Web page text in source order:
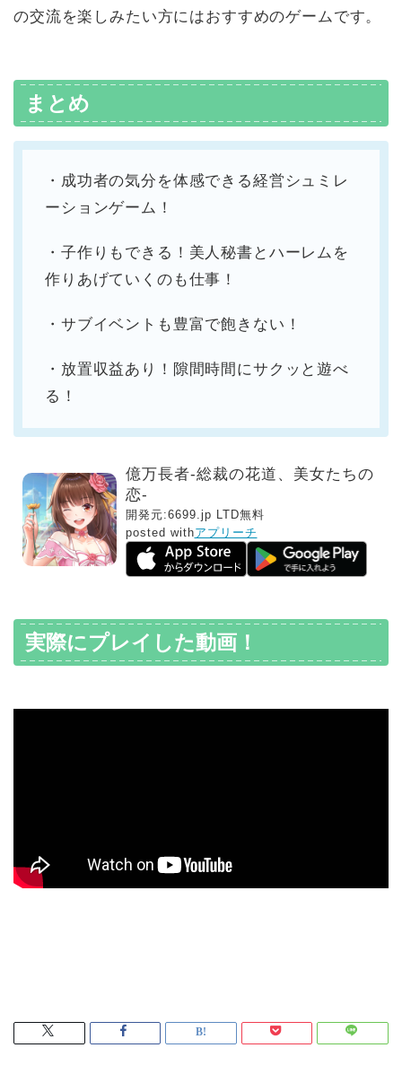
の交流を楽しみたい方にはおすすめのゲームです。
まとめ
・成功者の気分を体感できる経営シュミレ
ーションゲーム！
・子作りもできる！美人秘書とハーレムを
作りあげていくのも仕事！
・サブイベントも豊富で飽きない！
・放置収益あり！隙間時間にサクッと遊べ
る！
億万長者-総裁の花道、美女たちの
恋-
開発元:6699.jp LTD無料
posted withアプリーチ
実際にプレイした動画！